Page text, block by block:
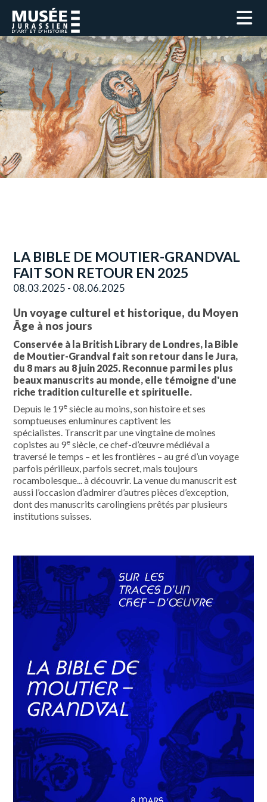
LA BIBLE DE MOUTIER-GRANDVAL
FAIT SON RETOUR EN 2025
08.03.2025 - 08.06.2025
Un voyage culturel et historique, du Moyen
Âge à nos jours
Conservée à la British Library de Londres, la Bible
de Moutier-Grandval fait son retour dans le Jura,
du 8 mars au 8 juin 2025. Reconnue parmi les plus
beaux manuscrits au monde, elle témoigne d'une
riche tradition culturelle et spirituelle.
Depuis le 19e siècle au moins, son histoire et ses
somptueuses enluminures captivent les
spécialistes. Transcrit par une vingtaine de moines
copistes au 9e siècle, ce chef-d’œuvre médiéval a
traversé le temps – et les frontières – au gré d’un voyage
parfois périlleux, parfois secret, mais toujours
rocambolesque ... à découvrir. La venue du manuscrit est
aussi l’occasion d’admirer d’autres pièces d’exception,
dont desmanuscrits carolingiens prêtés par plusieurs
institutions suisses.